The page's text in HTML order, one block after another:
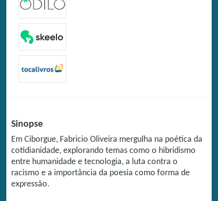
Sinopse
Em Ciborgue, Fabricio Oliveira mergulha na poética da
cotidianidade, explorando temas como o hibridismo
entre humanidade e tecnologia, a luta contra o
racismo e a importância da poesia como forma de
expressão.